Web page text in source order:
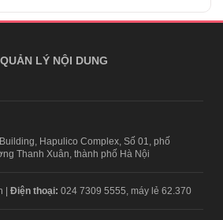
LÝ NỘI DUNG
Hapulico Complex, Số 01, phố
Thanh Xuân, thành phố Hà Nội
| Điện thoại: 024 7309 5555, máy lẻ 62.370